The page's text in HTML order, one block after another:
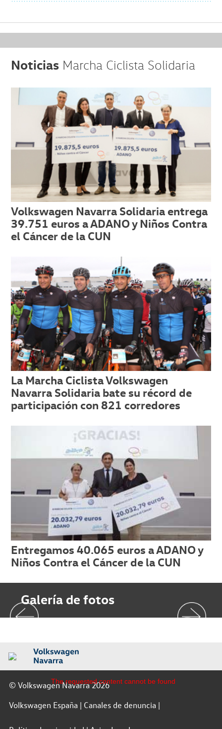
Noticias Marcha Ciclista Solidaria
Volkswagen Navarra Solidaria entrega
39.751 euros a ADANO y Niños Contra
el Cáncer de la CUN
La Marcha Ciclista Volkswagen
Navarra Solidaria bate su récord de
participación con 821 corredores
Entregamos 40.065 euros a ADANO y
Niños Contra el Cáncer de la CUN
Galería de fotos
The requested content cannot be found
© Volkswagen Navarra 2026
Volkswagen España
Canales de denuncia